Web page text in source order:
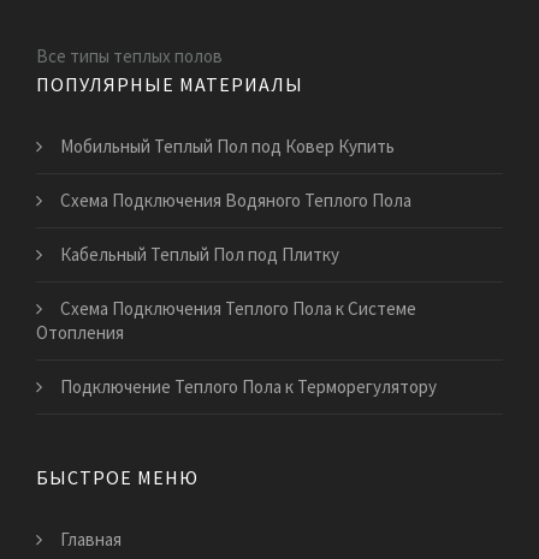
Все типы теплых полов
ПОПУЛЯРНЫЕ МАТЕРИАЛЫ
Мобильный Теплый Пол под Ковер Купить
Схема Подключения Водяного Теплого Пола
Кабельный Теплый Пол под Плитку
Схема Подключения Теплого Пола к Системе
Отопления
Подключение Теплого Пола к Терморегулятору
БЫСТРОЕ МЕНЮ
Главная